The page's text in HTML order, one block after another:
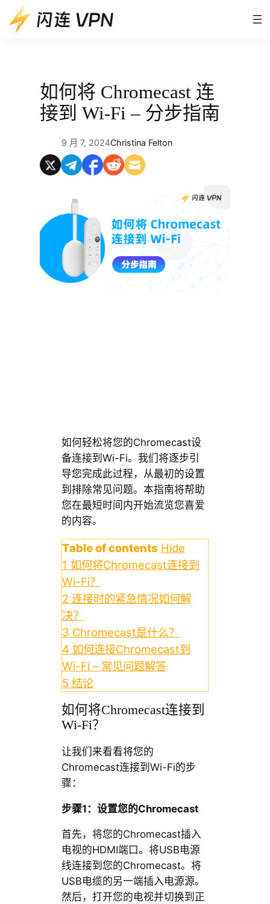
至
如何将 Chromecast 连
接到 Wi-Fi – 分步指南
9 月 7, 2024Christina Felton
如何轻松将您的Chromecast设
备连接到Wi-Fi。我们将逐步引
导您完成此过程，从最初的设置
到排除常见问题。本指南将帮助
您在最短时间内开始流览您喜爱
的内容。
Table of contents Hide
1 如何将Chromecast连接到
Wi-Fi？
2 连接时的紧急情况如何解
决？
3 Chromecast是什么？
4 如何连接Chromecast到
Wi-Fi – 常见问题解答
5 结论
如何将Chromecast连接到
Wi-Fi？
让我们来看看将您的
Chromecast连接到Wi-Fi的步
骤：
步骤1：设置您的Chromecast
首先，将您的Chromecast插入
电视的HDMI端口。将USB电源
线连接到您的Chromecast。将
USB电缆的另一端插入电源源。
然后，打开您的电视并切换到正